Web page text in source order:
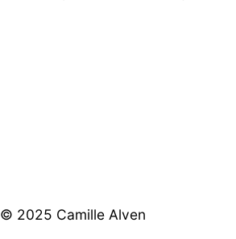
© 2025 Camille Alven